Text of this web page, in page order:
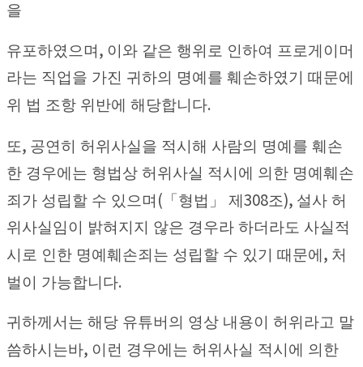
을
유포하였으며 , 이와 같은 행위로 인하여 프로게이머
라는 직업을 가진 귀하의 명예를 훼손하였기 때문에
위 법 조항 위반에 해당합니다.
또, 공연히 허위사실을 적시해 사람의 명예를 훼손
한 경우에는 형법상 허위사실 적시에 의한 명예훼손
죄가 성립할 수 있으며 ( 「형법 」 제308조), 설사 허
위사실임이 밝혀지지 않은 경우라 하더라도 사실적
시로 인한 명예훼손죄는 성립할 수 있기 때문에, 처
벌이 가능합니다.
귀하께서는 해당 유튜버의 영상 내용이 허위라고 말
씀하시는바, 이런 경우에는 허위사실 적시에 의한